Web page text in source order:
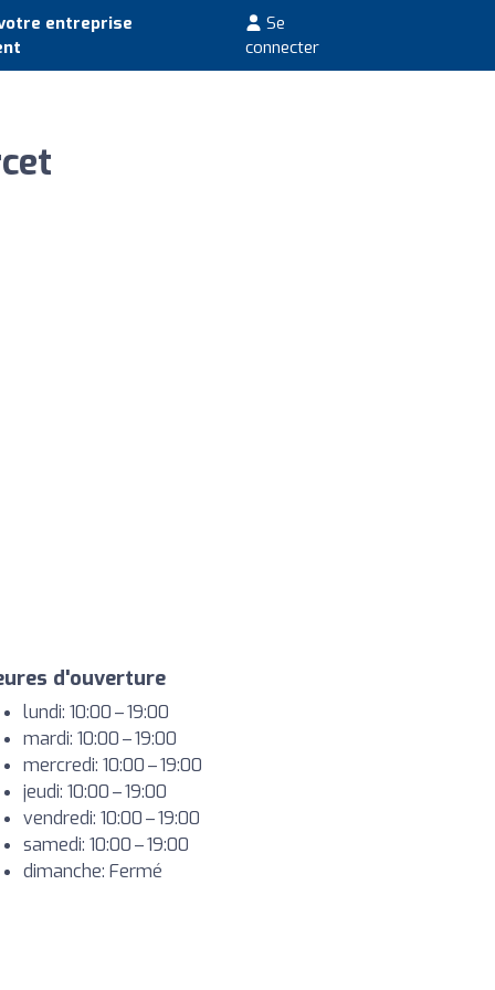
entreprise
Se
connecter
d'ouverture
lundi: 10:00 – 19:00
mardi: 10:00 – 19:00
mercredi: 10:00 – 19:00
jeudi: 10:00 – 19:00
vendredi: 10:00 – 19:00
samedi: 10:00 – 19:00
dimanche: Fermé